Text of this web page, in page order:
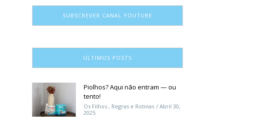
SUBSCREVER CANAL YOUTUBE
ÚLTIMOS POSTS
Piolhos? Aqui não entram — ou
tento!
Os Filhos , Regras e Rotinas
Abril 30,
2025